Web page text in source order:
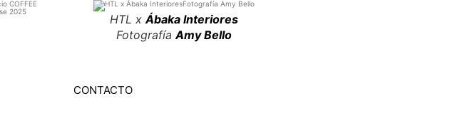
HTL x Ábaka Interiores
Fotografía Amy Bello
CONTACTO